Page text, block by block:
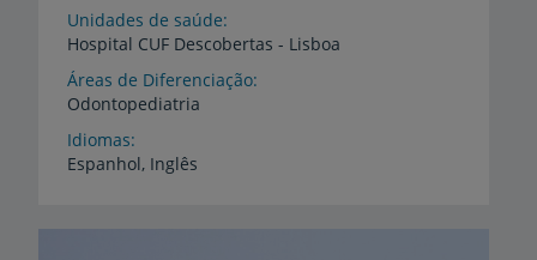
Unidades de saúde
Hospital CUF Descobertas - Lisboa
Áreas de Diferenciação
Odontopediatria
Idiomas
Espanhol, Inglês